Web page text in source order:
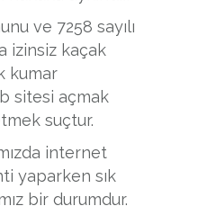
ve 7258 sayılı
izinsiz kaçak
kumar
sitesi açmak
suçtur.
internet
yaparken sık
bir durumdur.